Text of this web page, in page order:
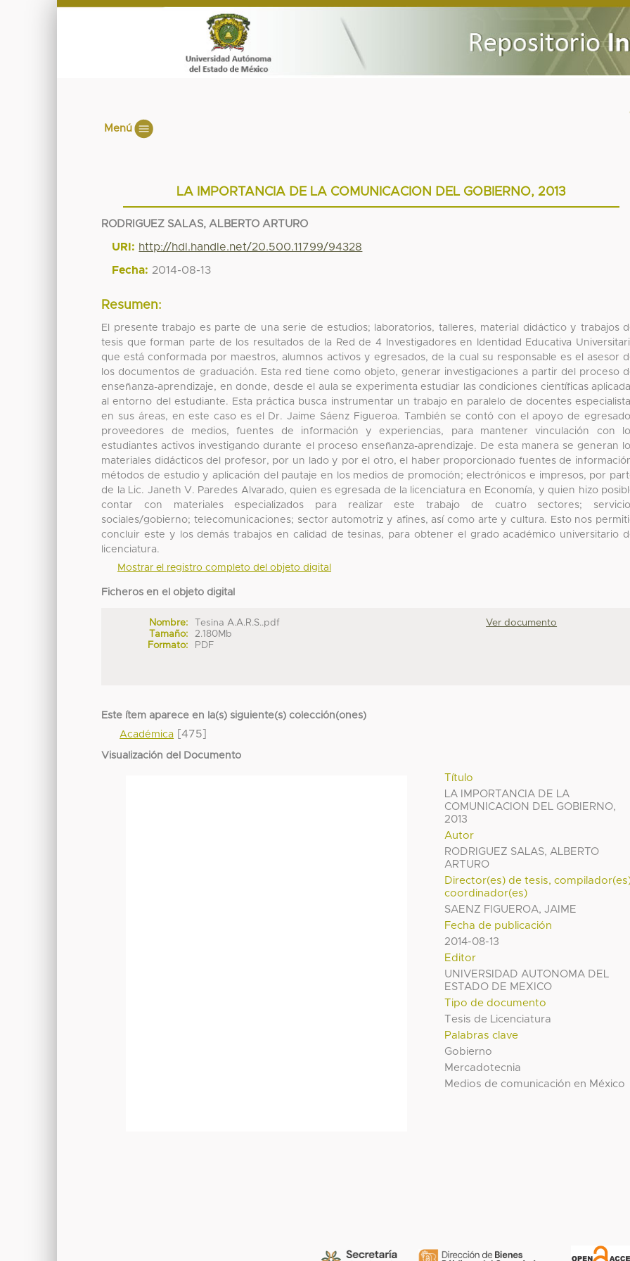
Menú
LA IMPORTANCIA DE LA COMUNICACION DEL GOBIERNO, 2013
RODRIGUEZ SALAS, ALBERTO ARTURO
URI: http://hdl.handle.net/20.500.11799/94328
Fecha: 2014-08-13
Resumen:
El presente trabajo es parte de una serie de estudios; laboratorios, talleres, material didáctico y trabajos
tesis que forman parte de los resultados de la Red de 4 Investigadores en Identidad Educativa
que está conformada por maestros, alumnos activos y egresados, de la cual su responsable es el asesor
los documentos de graduación. Esta red tiene como objeto, generar investigaciones a partir del proceso
enseñanza-aprendizaje, en donde, desde el aula se experimenta estudiar las condiciones científicas
al entorno del estudiante. Esta práctica busca instrumentar un trabajo en paralelo de docentes
en sus áreas, en este caso es el Dr. Jaime Sáenz Figueroa. También se contó con el apoyo de
proveedores de medios, fuentes de información y experiencias, para mantener vinculación con
estudiantes activos investigando durante el proceso enseñanza-aprendizaje. De esta manera se generan
materiales didácticos del profesor, por un lado y por el otro, el haber proporcionado fuentes de
métodos de estudio y aplicación del pautaje en los medios de promoción; electrónicos e impresos, por
de la Lic. Janeth V. Paredes Alvarado, quien es egresada de la licenciatura en Economía, y quien hizo
contar con materiales especializados para realizar este trabajo de cuatro sectores;
sociales/gobierno; telecomunicaciones; sector automotriz y afines, así como arte y cultura. Esto nos
concluir este y los demás trabajos en calidad de tesinas, para obtener el grado académico universitario
licenciatura.
Mostrar el registro completo del objeto digital
Ficheros en el objeto digital
Nombre:
Tesina A.A.R.S..pdf
Tamaño:
2.180Mb
Formato:
PDF
Ver documento
Este ítem aparece en la(s) siguiente(s) colección(ones)
Académica [475]
Visualización del Documento
Título
LA IMPORTANCIA DE LA
COMUNICACION DEL GOBIERNO,
2013
Autor
RODRIGUEZ SALAS, ALBERTO
ARTURO
Director(es) de tesis,
coordinador(es)
SAENZ FIGUEROA, JAIME
Fecha de publicación
2014-08-13
Editor
UNIVERSIDAD AUTONOMA DEL
ESTADO DE MEXICO
Tipo de documento
Tesis de Licenciatura
Palabras clave
Gobierno
Mercadotecnia
Medios de comunicación en México